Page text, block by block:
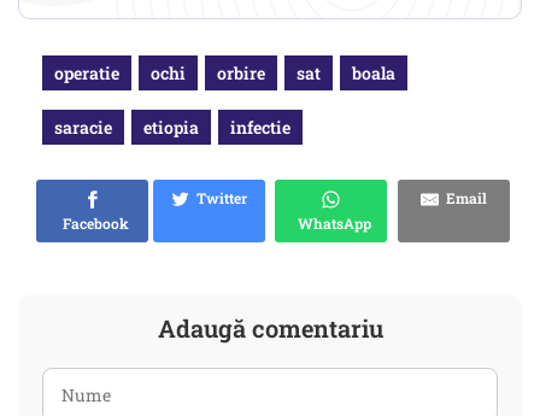
operatie ochi orbire sat boala
saracie etiopia infectie
Facebook
Twitter
WhatsApp
Email
Adaugă comentariu